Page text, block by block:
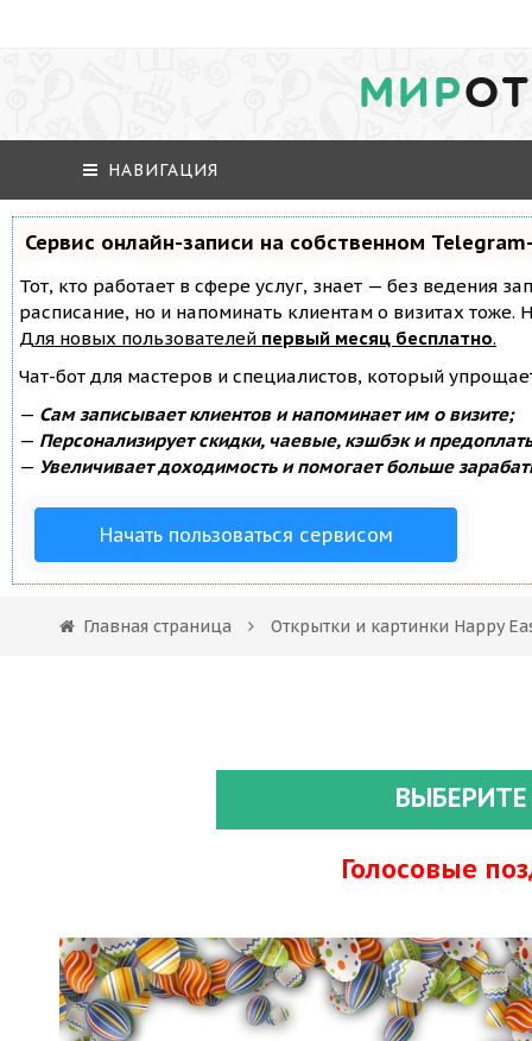
МИР
НАВИГАЦИЯ
Сервис онлайн-записи на собственном
Тот, кто работает в сфере услуг, знает — без ведения
расписание, но и напоминать клиентам о визитах
Для новых пользователей первый месяц бесплатно.
Чат-бот для мастеров и специалистов, который
— Сам записывает клиентов и напоминает им о визите;
— Персонализирует скидки, чаевые, кэшбэк и
— Увеличивает доходимость и помогает больше
Начать пользоваться сервисом
Главная страница Открытки и картинки Happy
Голосовые